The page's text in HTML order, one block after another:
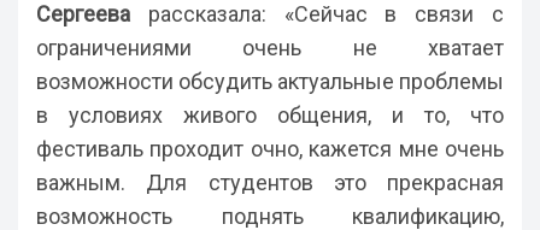
Сергеева рассказала: «Сейчас в связи с
ограничениями очень не хватает
возможности обсудить актуальные проблемы
в условиях живого общения, и то, что
фестиваль проходит очно, кажется мне очень
важным. Для студентов это прекрасная
возможность поднять квалификацию,